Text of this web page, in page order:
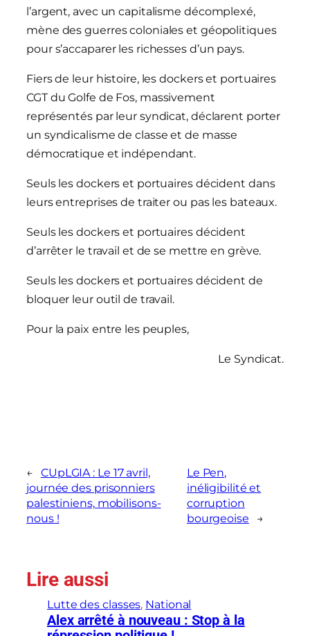
l’argent, avec un capitalisme décomplexé,
mène des guerres coloniales et géopolitiques
pour s’accaparer les richesses d’un pays.
Fiers de leur histoire, les dockers et portuaires
CGT du Golfe de Fos, massivement
représentés par leur syndicat, déclarent porter
un syndicalisme de classe et de masse
démocratique et indépendant.
Seuls les dockers et portuaires décident dans
leurs entreprises de traiter ou pas les bateaux.
Seuls les dockers et portuaires décident
d’arrêter le travail et de se mettre en grève.
Seuls les dockers et portuaires décident de
bloquer leur outil de travail.
Pour la paix entre les peuples,
Le Syndicat.
←
CUpLGIA : Le 17 avril,
journée des prisonniers
palestiniens, mobilisons-
nous !
Le Pen,
inéligibilité et
corruption
bourgeoise
→
Lire aussi
Lutte des classes, National
Alex arrêté à nouveau : Stop à la